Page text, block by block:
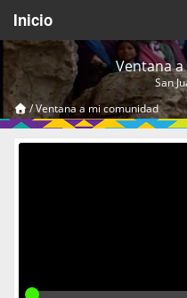
Inicio
Acerca de
Videos Temáticos
Ventana
San
/Ventana a mi comunidad